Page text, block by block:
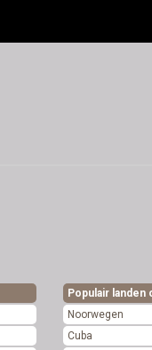
Populair landen
Noorwegen
Cuba